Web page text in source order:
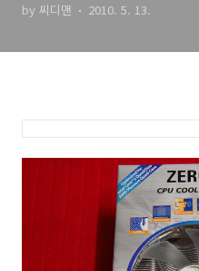
by 씨디맨 2010. 5. 13.